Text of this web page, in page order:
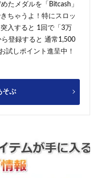
たメダルを「Bitcash」
ちゃうよ！特にスロッ
入すると 1回で「3万
登録すると 通常1,500
試しポイント進呈中！
そぶ